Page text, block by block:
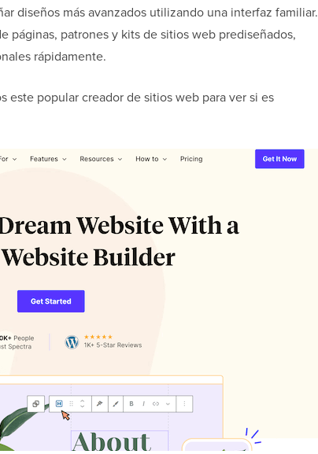
diseños más avanzados utilizando una interfaz familiar.
páginas, patrones y kits de sitios web prediseñados,
rápidamente.
este popular creador de sitios web para ver si es